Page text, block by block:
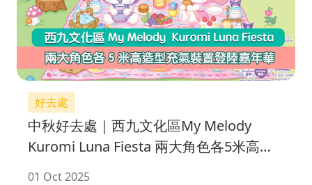
好去處
中秋好去處｜西九文化區My Melody
Kuromi Luna Fiesta 兩大角色各5米高造
01 Oct 2025